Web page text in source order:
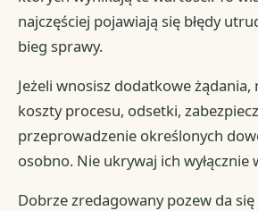
najczęściej pojawiają się błędy
bieg sprawy.
Jeżeli wnosisz dodatkowe żądania,
koszty procesu, odsetki,
przeprowadzenie określonych
osobno. Nie ukrywaj ich wyłącznie
Dobrze zredagowany pozew da